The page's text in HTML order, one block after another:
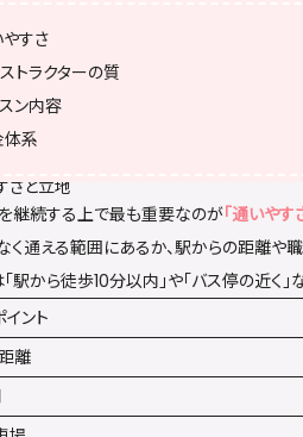
すさ
トラクターの質
ン内容
系
と立地
継続する上で最も重要なのが「通いやす
く通える範囲にあるか、駅からの距離や
駅から徒歩10分以内」や「バス停の近く
イント
離